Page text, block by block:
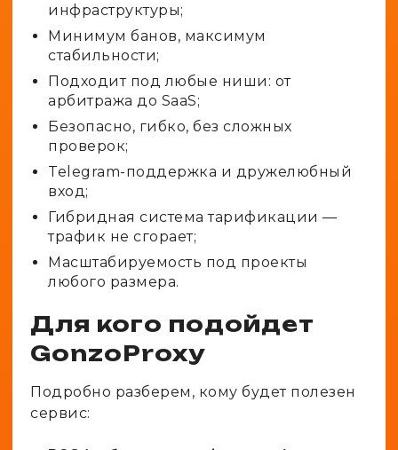
инфраструктуры;
Минимум банов, максимум
стабильности;
Подходит под любые ниши: от
арбитража до SaaS;
Безопасно, гибко, без сложных
проверок;
Telegram-поддержка и дружелюбный
вход;
Гибридная система тарификации —
трафик не сгорает;
Масштабируемость под проекты
любого размера.
Для кого подойдет
GonzoProxy
Подробно разберем, кому будет полезен
сервис: